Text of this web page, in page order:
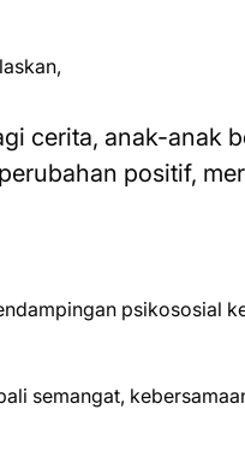
cerita, anak-anak
positif,
psikososial
semangat,